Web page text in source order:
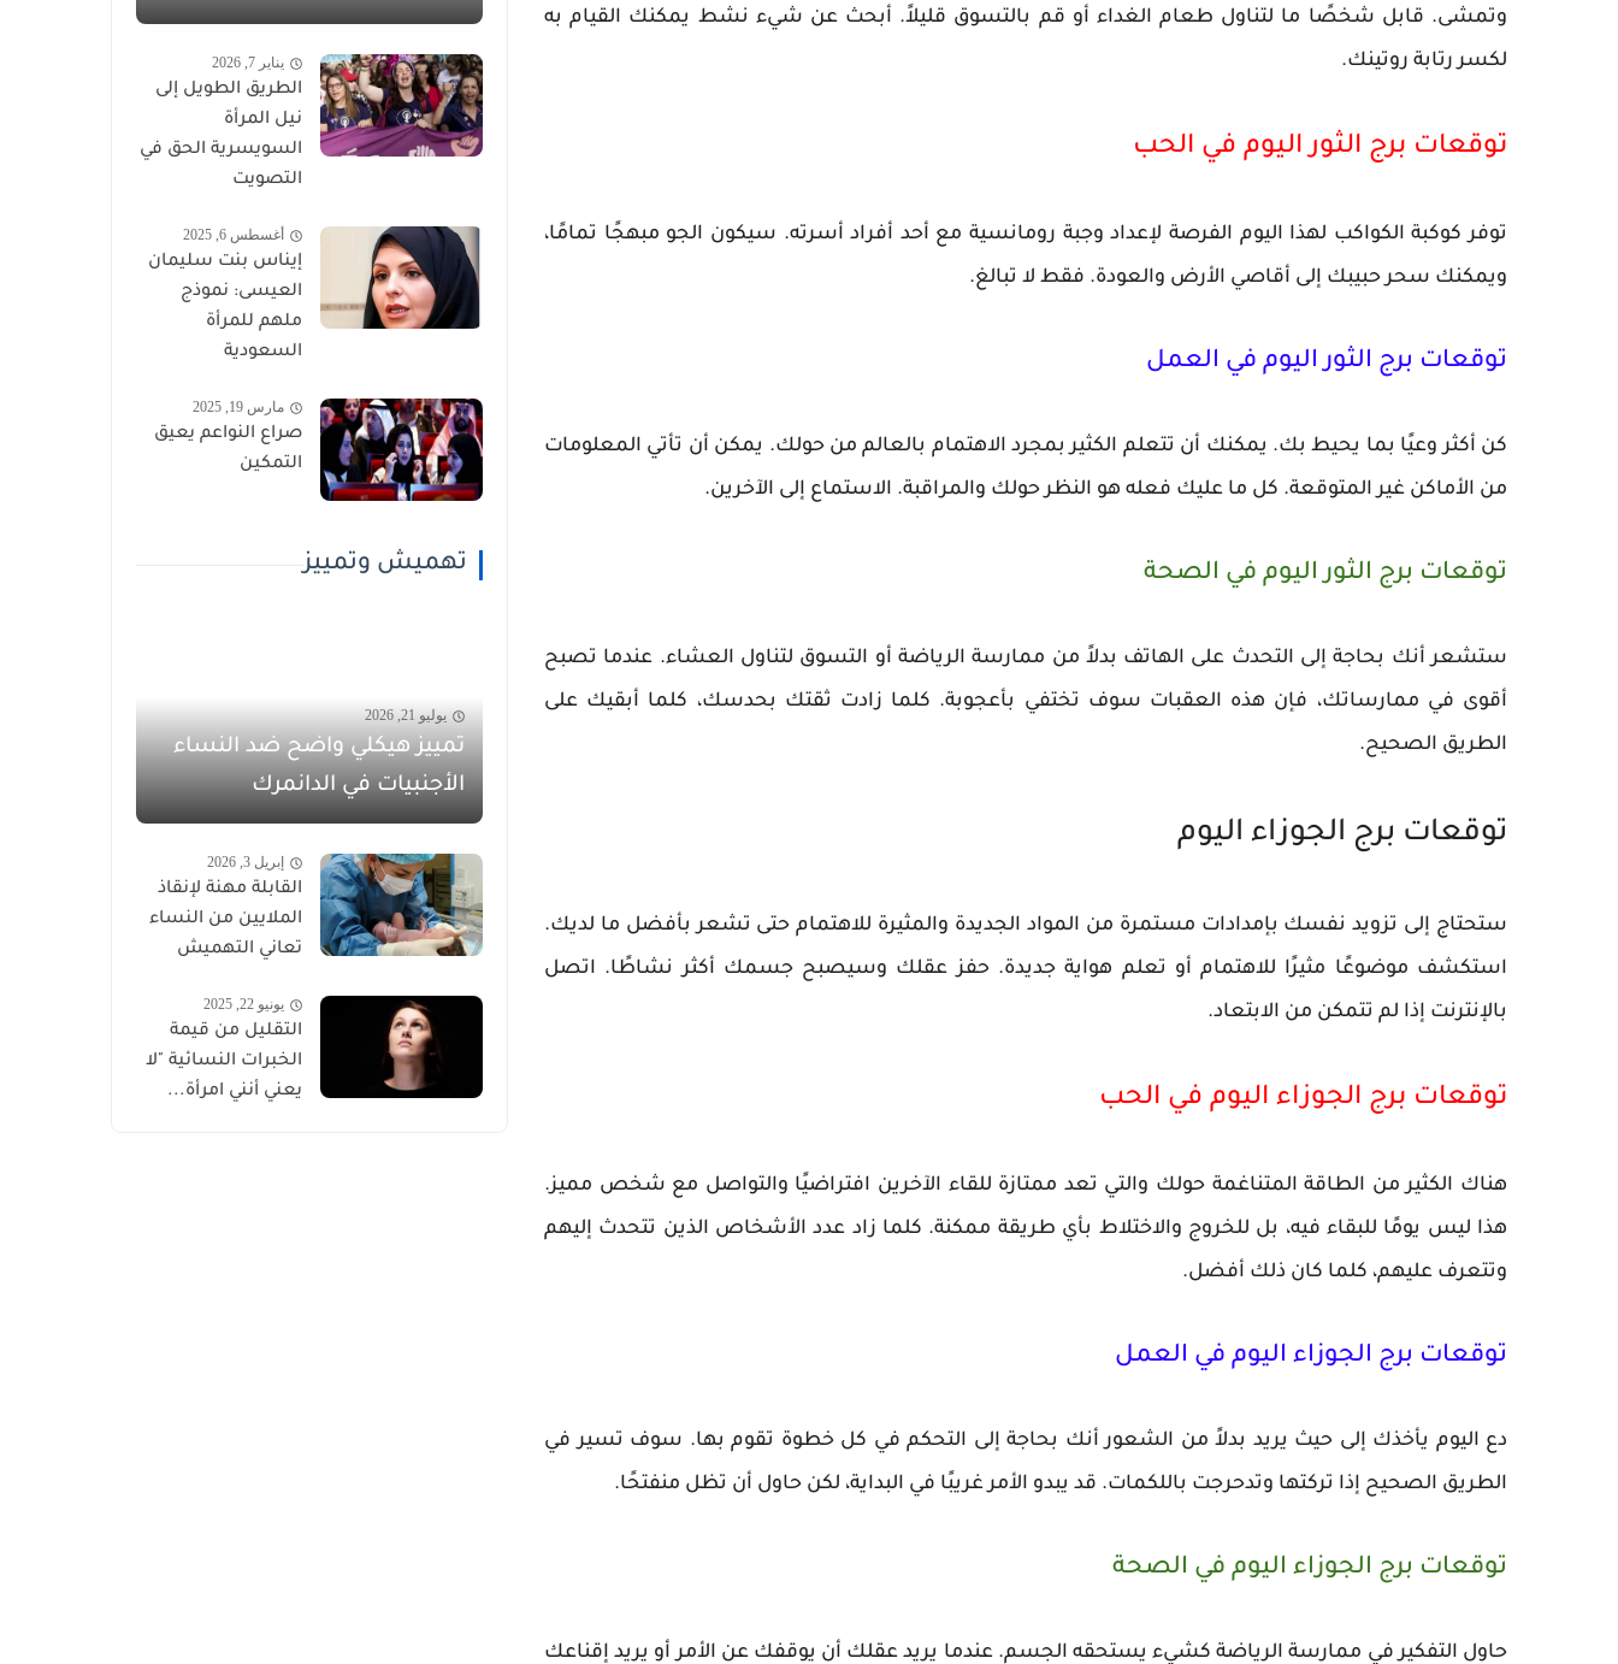
وتمشى. قابل شخصًا ما لتناول طعام الغداء أو قم بالتسوق قليلاً. أبحث عن شيء نشط يمكنك القيام به
لكسر رتابة روتينك.
توقعات برج الثور اليوم في الحب
توفر كوكبة الكواكب لهذا اليوم الفرصة لإعداد وجبة رومانسية مع أحد أفراد أسرته. سيكون الجو مبهجًا تمامًا،
ويمكنك سحر حبيبك إلى أقاصي الأرض والعودة. فقط لا تبالغ.
توقعات برج الثور اليوم في العمل
كن أكثر وعيًا بما يحيط بك. يمكنك أن تتعلم الكثير بمجرد الاهتمام بالعالم من حولك. يمكن أن تأتي المعلومات
من الأماكن غير المتوقعة. كل ما عليك فعله هو النظر حولك والمراقبة. الاستماع إلى الآخرين.
توقعات برج الثور اليوم في الصحة
ستشعر أنك بحاجة إلى التحدث على الهاتف بدلاً من ممارسة الرياضة أو التسوق لتناول العشاء. عندما تصبح
أقوى في ممارساتك، فإن هذه العقبات سوف تختفي بأعجوبة. كلما زادت ثقتك بحدسك، كلما أبقيك على
الطريق الصحيح.
توقعات برج الجوزاء اليوم
ستحتاج إلى تزويد نفسك بإمدادات مستمرة من المواد الجديدة والمثيرة للاهتمام حتى تشعر بأفضل ما لديك.
استكشف موضوعًا مثيرًا للاهتمام أو تعلم هواية جديدة. حفز عقلك وسيصبح جسمك أكثر نشاطًا. اتصل
بالإنترنت إذا لم تتمكن من الابتعاد.
توقعات برج الجوزاء اليوم في الحب
هناك الكثير من الطاقة المتناغمة حولك والتي تعد ممتازة للقاء الآخرين افتراضيًا والتواصل مع شخص مميز.
هذا ليس يومًا للبقاء فيه، بل للخروج والاختلاط بأي طريقة ممكنة. كلما زاد عدد الأشخاص الذين تتحدث إليهم
وتتعرف عليهم، كلما كان ذلك أفضل.
توقعات برج الجوزاء اليوم في العمل
دع اليوم يأخذك إلى حيث يريد بدلاً من الشعور أنك بحاجة إلى التحكم في كل خطوة تقوم بها. سوف تسير في
الطريق الصحيح إذا تركتها وتدحرجت باللكمات. قد يبدو الأمر غريبًا في البداية، لكن حاول أن تظل منفتحًا.
توقعات برج الجوزاء اليوم في الصحة
حاول التفكير في ممارسة الرياضة كشيء يستحقه الجسم. عندما يريد عقلك أن يوقفك عن الأمر أو يريد إقناعك
يناير 7, 2026
الطريق الطويل إلى
نيل المرأة
السويسرية الحق في
التصويت
أغسطس 6, 2025
إيناس بنت سليمان
العيسى: نموذج
ملهم للمرأة
السعودية
مارس 19, 2025
صراع النواعم يعيق
التمكين
تهميش وتمييز
يوليو 21, 2026
تمييز هيكلي واضح ضد النساء
الأجنبيات في الدانمرك
إبريل 3, 2026
القابلة مهنة لإنقاذ
الملايين من النساء
تعاني التهميش
يونيو 22, 2025
التقليل من قيمة
الخبرات النسائية "لا
يعني أنني امرأة...